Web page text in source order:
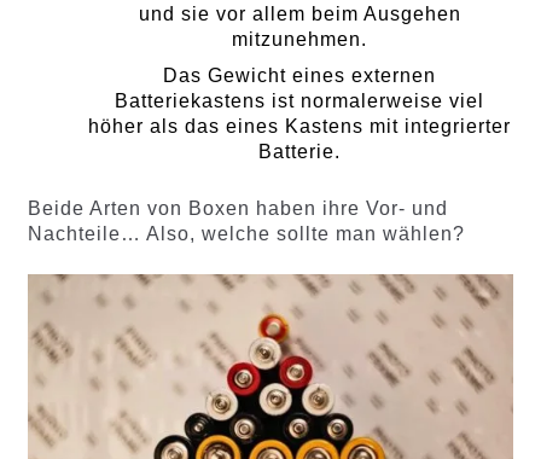
und sie vor allem beim Ausgehen
mitzunehmen.
Das Gewicht eines externen
Batteriekastens ist normalerweise viel
höher als das eines Kastens mit integrierter
Batterie.
Beide Arten von Boxen haben ihre Vor- und
Nachteile… Also, welche sollte man wählen?